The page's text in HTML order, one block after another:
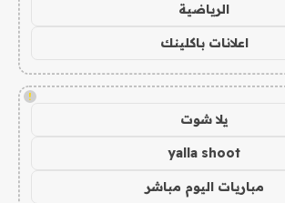
الرياضية
اعلانات باكلينك
!
يلا شوت
yalla shoot
مباريات اليوم مباشر